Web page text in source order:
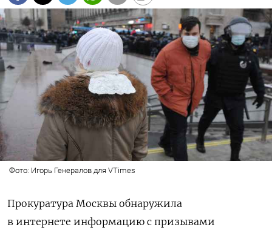
Фото: Игорь Генералов для VTimes
Прокуратура Москвы обнаружила
в интернете информацию с призывами